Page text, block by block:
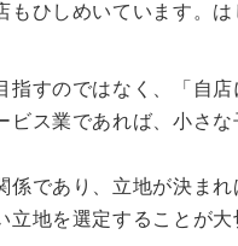
もひしめいています。
指すのではなく、「自
ス業であれば、小さ
係であり、立地が決ま
地を選定することが大